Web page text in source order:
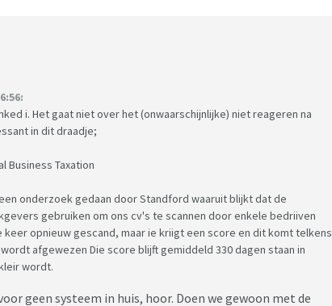
i. Het gaat niet over het (onwaarschijnlijke) niet reageren na
in dit draadje;
Business Taxation
onderzoek gedaan door Standford waaruit blijkt dat de
gebruiken om ons cv's te scannen door enkele bedriiven
opnieuw gescand, maar ie kriigt een score en dit komt telkens
afgewezen Die score blijft gemiddeld 330 dagen staan in
wordt.
geen systeem in huis, hoor. Doen we gewoon met de